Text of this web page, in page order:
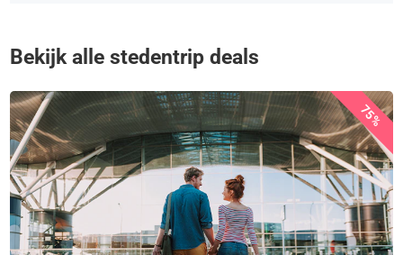
Bekijk alle stedentrip deals
75%